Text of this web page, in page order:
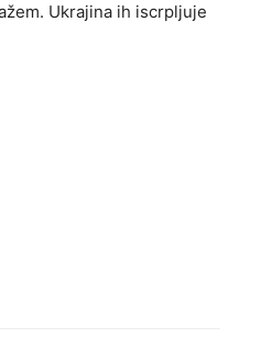
Ukrajina ih iscrpljuje